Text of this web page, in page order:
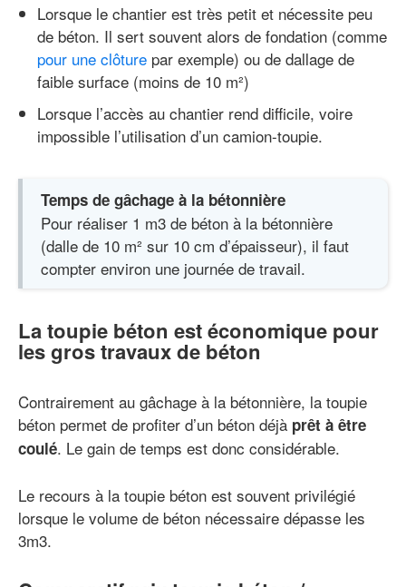
Lorsque le chantier est très petit et nécessite peu
de béton. Il sert souvent alors de fondation (comme
pour une clôture par exemple) ou de dallage de
faible surface (moins de 10 m²)
Lorsque l’accès au chantier rend difficile, voire
impossible l’utilisation d’un camion-toupie.
Temps de gâchage à la bétonnière
Pour réaliser 1 m3 de béton à la bétonnière
(dalle de 10 m² sur 10 cm d’épaisseur), il faut
compter environ une journée de travail.
La toupie béton est économique pour
les gros travaux de béton
Contrairement au gâchage à la bétonnière, la toupie
béton permet de profiter d’un béton déjà prêt à être
coulé. Le gain de temps est donc considérable.
Le recours à la toupie béton est souvent privilégié
lorsque le volume de béton nécessaire dépasse les
3m3.